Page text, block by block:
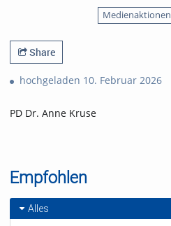
Medienaktionen
Share
hochgeladen 10. Februar 2026
PD Dr. Anne Kruse
Empfohlen
Alles